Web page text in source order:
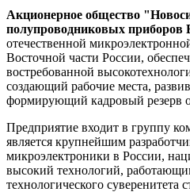
Акционерное общество
полупроводниковых приборов
отечественной
Восточной части России,
востребованной
создающий рабочие места,
формирующий кадровый резерв
Предприятие входит в группу
является крупнейшим
микроэлектроники в России,
высокий технологий,
технологического суверенитета